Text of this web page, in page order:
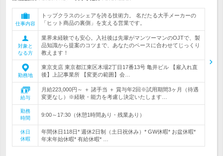
仕事内容
トップクラスのシェアを誇る技術力。 名だたる大手メーカーの
「ヒット商品の裏側」を支える営業です。
対象と
なる方
業界未経験でも安心。入社後は先輩がマンツーマンのOJTで、製
品知識から提案のコツまで、あなたのペースに合わせてじっくり
教えます！
勤務地
東京支店 東京都江東区木場2丁目17番13号 亀井ビル 【雇入れ直
後】上記事業所 【変更の範囲】会…
給与
月給223,000円～ ＋ 諸手当 ＋ 賞与年2回※試用期間3ヶ月（待遇
変更なし）※経験・能力を考慮し決定いたします…
勤務
時間
9:00～17:30（休憩1時間あり・残業あり）
休日
休暇
年間休日118日* 週休2日制（土日祝休み）* GW休暇* お盆休暇*
年末年始休暇* 有給休暇* …